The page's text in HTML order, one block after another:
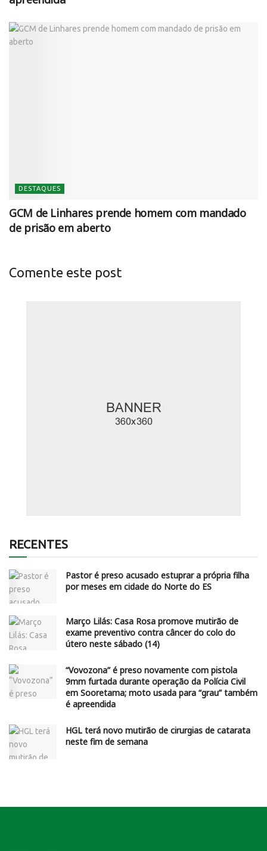
DESTAQUES
GCM de Linhares prende homem com mandado
de prisão em aberto
Comente este post
RECENTES
Pastor é preso acusado estuprar a própria filha
por meses em cidade do Norte do ES
Março Lilás: Casa Rosa promove mutirão de
exame preventivo contra câncer do colo do
útero neste sábado (14)
“Vovozona” é preso novamente com pistola
9mm furtada durante operação da Polícia Civil
em Sooretama; moto usada para “grau” também
é apreendida
HGL terá novo mutirão de cirurgias de catarata
neste fim de semana